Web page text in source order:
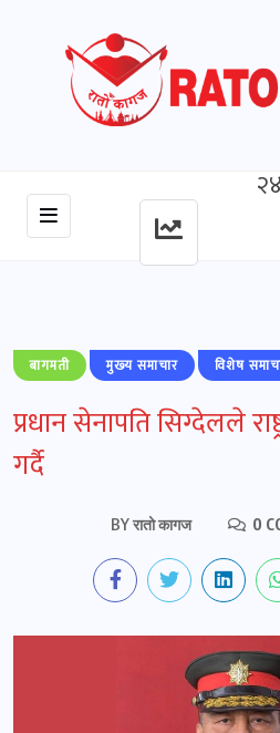
बागमती मुख्‍य समाचार विशेष
प्रधान सेनापति सिग्देलले
गर्दै
BYरातो कागज 0